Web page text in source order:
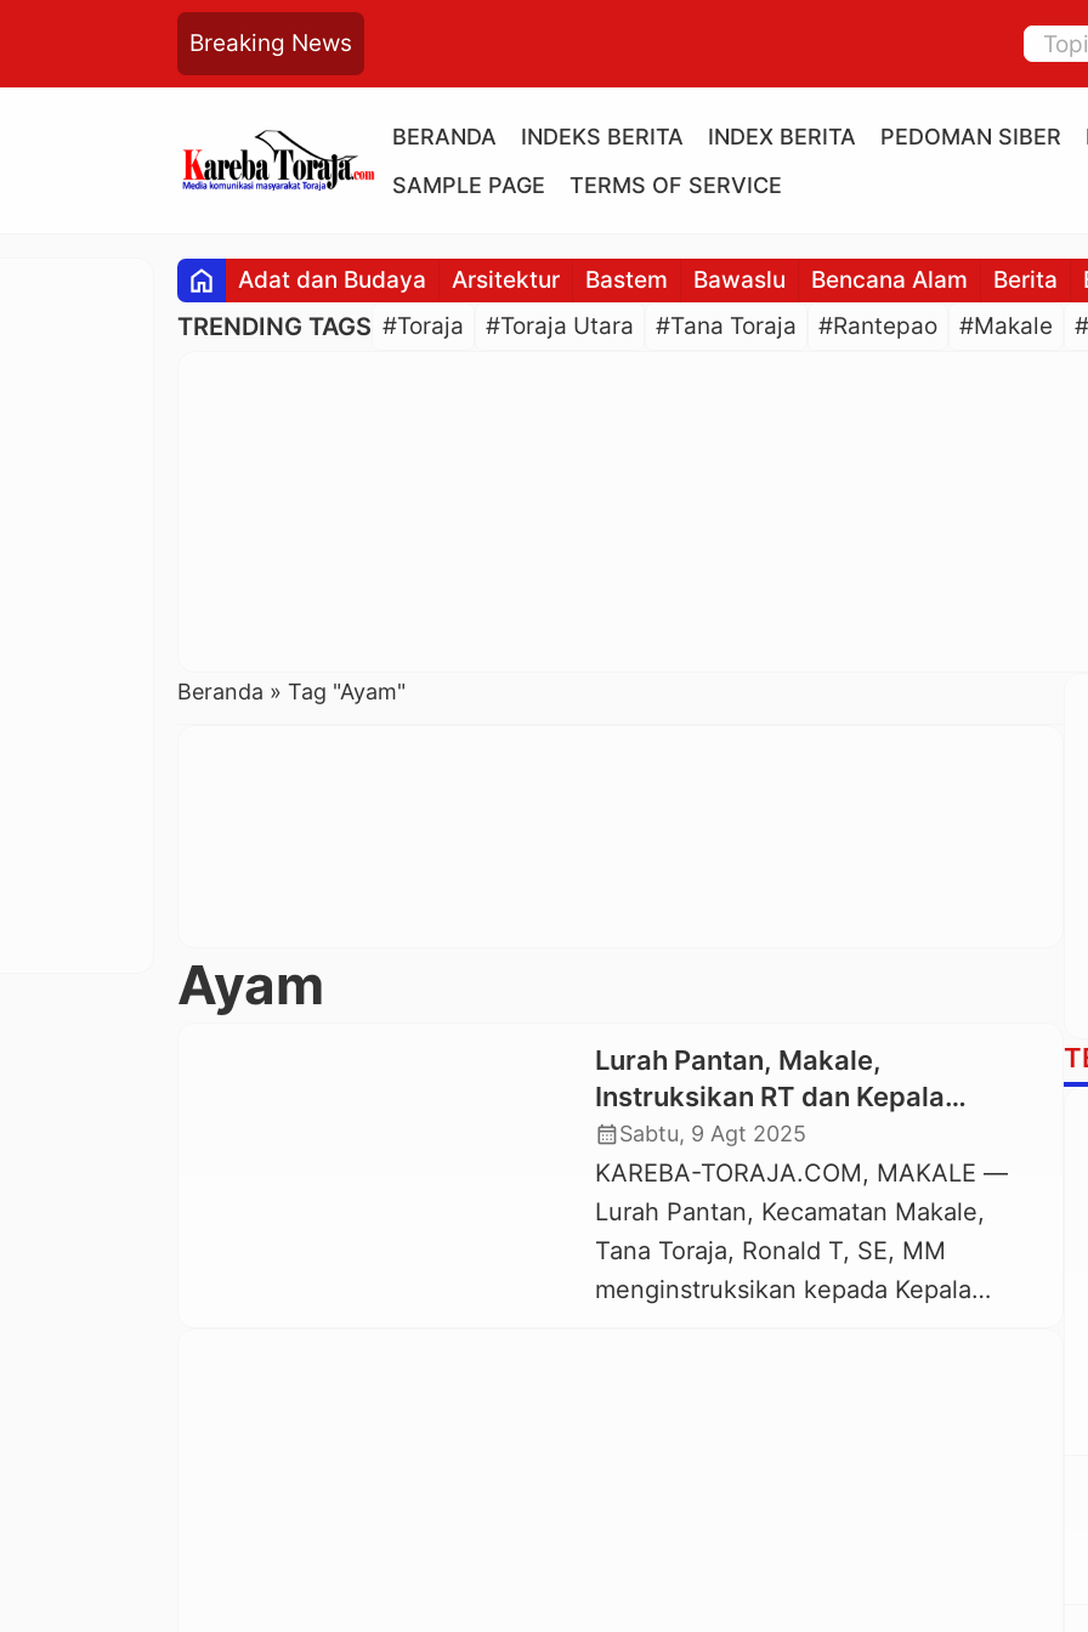
Breaking News
BERANDA INDEKS BERITA INDEX BERITA PEDOMAN SIBER
SAMPLE PAGE
TERMS OF SERVICE
home Adat dan Budaya Arsitektur Bastem Bawaslu Bencana Alam Berita
TRENDING TAGS #Toraja #Toraja Utara #Tana Toraja #Rantepao #Makale
Beranda » Tag "Ayam"
Ayam
Lurah Pantan, Makale,
Instruksikan RT dan Kepala
Lingkungan Tertibkan Hewan
Peliharaan yang Berkeliaran
calendar_monthSabtu, 9 Agt 2025
KAREBA-TORAJA.COM, MAKALE —
Lurah Pantan, Kecamatan Makale,
Tana Toraja, Ronald T, SE, MM
menginstruksikan kepada Kepala